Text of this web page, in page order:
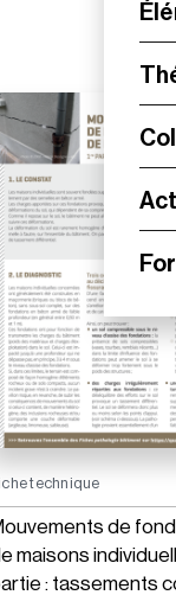
technique
de
maisons
: tassements